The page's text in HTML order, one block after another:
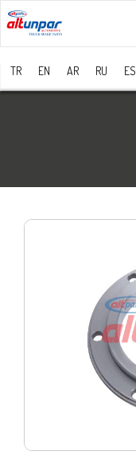
TR EN AR RU ES